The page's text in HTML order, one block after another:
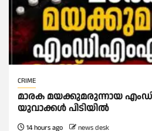
CRIME
മാരക മയക്കുമരുന്നായ
യുവാക്കള്‍ പിടിയില്‍
14 hours ago news desk